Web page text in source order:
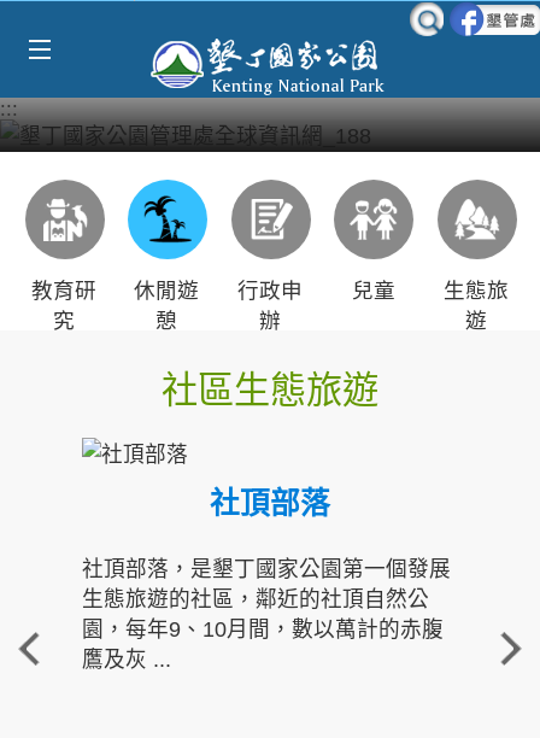
:::
教育研
究
休閒遊
憩
行政申
辦
兒童
生態旅
遊
社區生態旅遊
社頂部落
社頂部落，是墾丁國家公園第一個發展
生態旅遊的社區，鄰近的社頂自然公
園，每年9、10月間，數以萬計的赤腹
鷹及灰 ...
重
走進